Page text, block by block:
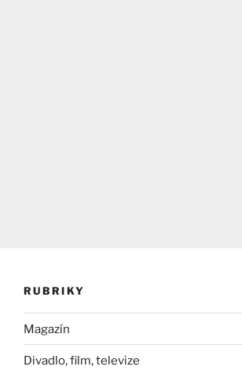
RUBRIKY
Magazín
Divadlo, film, televize